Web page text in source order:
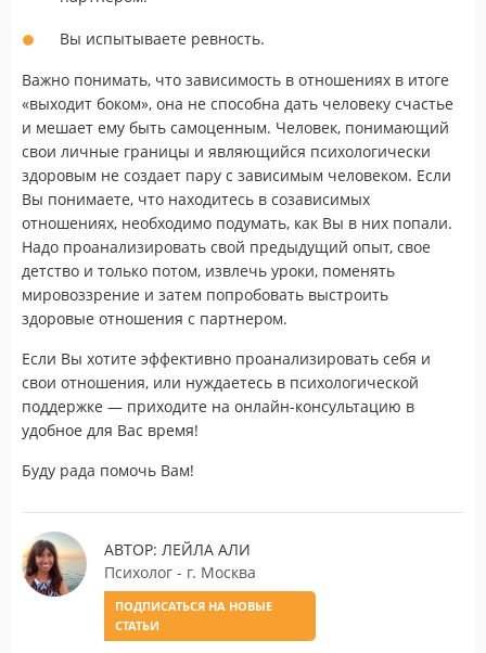
Вы испытываете ревность.
Важно понимать, что зависимость в отношениях в итоге
«выходит боком», она не способна дать человеку счастье
и мешает ему быть самоценным. Человек, понимающий
свои личные границы и являющийся психологически
здоровым не создает пару с зависимым человеком. Если
Вы понимаете, что находитесь в созависимых
отношениях, необходимо подумать, как Вы в них попали.
Надо проанализировать свой предыдущий опыт, свое
детство и только потом, извлечь уроки, поменять
мировоззрение и затем попробовать выстроить
здоровые отношения с партнером.
Если Вы хотите эффективно проанализировать себя и
свои отношения, или нуждаетесь в психологической
поддержке — приходите на онлайн-консультацию в
удобное для Вас время!
Буду рада помочь Вам!
АВТОР: ЛЕЙЛА АЛИ
Психолог - г. Москва
ПОДПИСАТЬСЯ НА НОВЫЕ
СТАТЬИ